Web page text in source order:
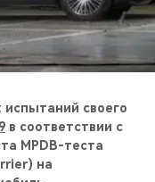
испытаний своего
в соответствии с
MPDB-теста
на